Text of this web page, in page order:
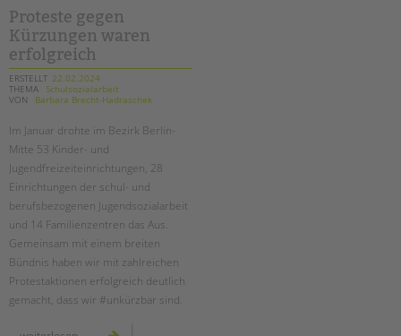
Proteste gegen
Kürzungen waren
erfolgreich
ERSTELLT 22.02.2024
THEMA Schulsozialarbeit
VON
Barbara Brecht-Hadraschek
Im Januar drohte im Bezirk Berlin-
Mitte 53 Kinder- und
Jugendfreizeiteinrichtungen, 28
Einrichtungen der schul- und
berufsbezogenen Jugendsozialarbeit
und 14 Familienzentren das Aus.
Gemeinsam mit einem breiten
Bündnis haben wir mit zahlreichen
Protestaktionen erfolgreich deutlich
gemacht, dass wir #unkürzbar sind.